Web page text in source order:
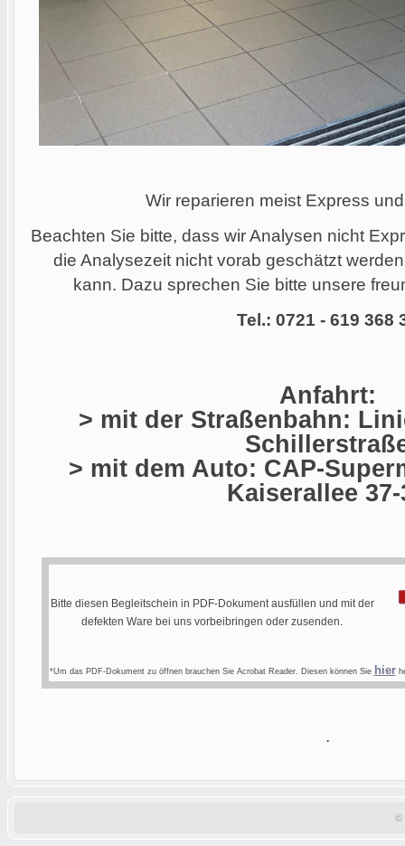
Wir reparieren meist Express
Beachten Sie bitte, dass wir Analysen nicht
die Analysezeit nicht vorab geschätzt
kann. Dazu sprechen Sie bitte unsere
Tel.: 0721 - 619 368
Anfahrt:
> mit der Straßenbahn:
> mit dem Auto: CAP-
Kaiserallee 37-
Bitte diesen Begleitschein in PDF-Dokument ausfüllen und mit der
defekten Ware bei uns vorbeibringen oder zusenden.
*Um das PDF-Dokument zu öffnen brauchen Sie Acrobat Reader. Diesen können Sie hier
.
©